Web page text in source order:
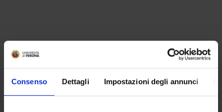
Consenso Dettagli Impostazioni degli annunci
GOVERNANCE